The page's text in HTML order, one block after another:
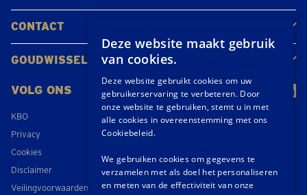
CONTACT
Neem contact op
Maak een afspraak
Locaties
GOUDWISSELKANTOOR
VOLG ONS
KBO
Privacy
Cookies
Disclaimer
Veilingvoorwaarden
Deze website maakt gebruik
van cookies.
Deze website gebruikt cookies om uw
gebruikerservaring te verbeteren. Door
onze website te gebruiken, stemt u in met
alle cookies in overeenstemming met ons
Cookiebeleid.
We gebruiken cookies om gegevens te
verzamelen met als doel het personaliseren
en meten van de effectiviteit van onze